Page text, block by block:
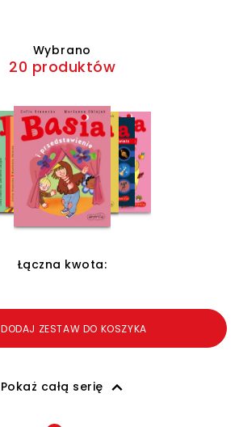
Wybrano
20 produktów
Łączna kwota:
DODAJ ZESTAW DO KOSZYKA
Pokaż całą serię